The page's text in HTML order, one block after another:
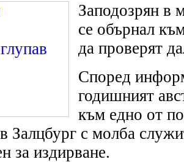
Заподозрян в
се обърнал
да проверят
Според
годишният
към едно от
Залцбург с молба
за издирване.